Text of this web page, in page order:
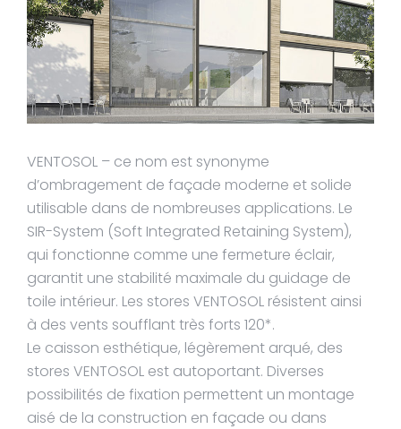
VENTOSOL – ce nom est synonyme
d’ombragement de façade moderne et solide
utilisable dans de nombreuses applications. Le
SIR-System (Soft Integrated Retaining System),
qui fonctionne comme une fermeture éclair,
garantit une stabilité maximale du guidage de
toile intérieur. Les stores VENTOSOL résistent ainsi
à des vents soufflant très forts 120*.
Le caisson esthétique, légèrement arqué, des
stores VENTOSOL est autoportant. Diverses
possibilités de fixation permettent un montage
aisé de la construction en façade ou dans